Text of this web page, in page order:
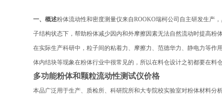
一、概述粉体流动性和密度测量仪来自ROOKO瑞柯公司自主研发生产
子结构状态下，帮助粉体减少因内和外摩擦因素无法自然流动时提高粉
在实际生产科研中，粒子间的粘着力、摩擦力、范德华力、静电力等
体内结块等现象在粉体行业中很常见的，所以在料仓设计之初都要在
多功能粉体和颗粒流动性测试仪价格
本品广泛用于生产、质检所、科研院所和大专院校实验室对粉体材料